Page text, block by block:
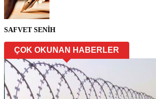
SAFVET SENİH
ÇOK OKUNAN HABERLER